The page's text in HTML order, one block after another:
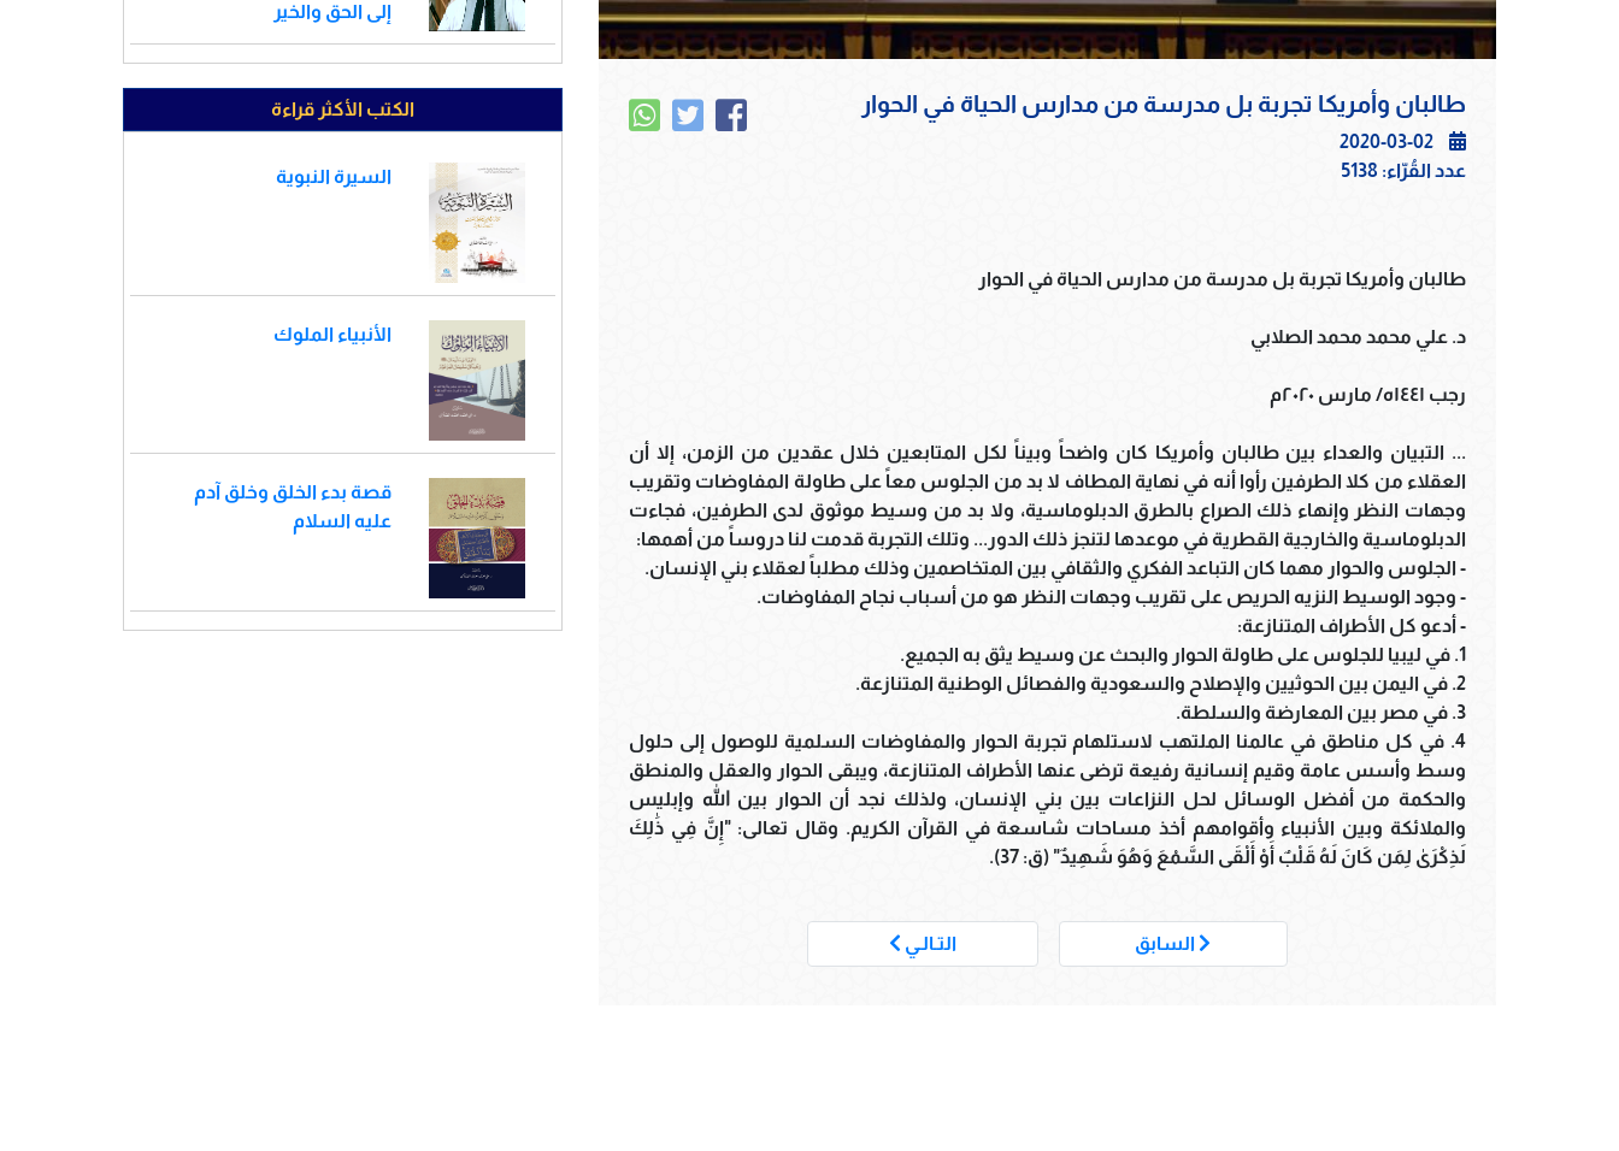
طالبان وأمريكا تجربة بل مدرسة من مدارس الحياة في الحوار
2020-03-02
عدد القُرّاء: 5138
طالبان وأمريكا تجربة بل مدرسة من مدارس الحياة في الحوار
د. علي محمد محمد الصلابي
رجب ١٤٤١ه/ مارس ٢٠٢٠م
... التبيان والعداء بين طالبان وأمريكا كان واضحاً وبيناً لكل المتابعين خلال عقدين من الزمن، إلا أن
العقلاء من كلا الطرفين رأوا أنه في نهاية المطاف لا بد من الجلوس معاً على طاولة المفاوضات وتقريب
وجهات النظر وإنهاء ذلك الصراع بالطرق الدبلوماسية، ولا بد من وسيط موثوق لدى الطرفين، فجاءت
الدبلوماسية والخارجية القطرية في موعدها لتنجز ذلك الدور... وتلك التجربة قدمت لنا دروساً من أهمها:
- الجلوس والحوار مهما كان التباعد الفكري والثقافي بين المتخاصمين وذلك مطلباً لعقلاء بني الإنسان.
- وجود الوسيط النزيه الحريص على تقريب وجهات النظر هو من أسباب نجاح المفاوضات.
- أدعو كل الأطراف المتنازعة:
1. في ليبيا للجلوس على طاولة الحوار والبحث عن وسيط يثق به الجميع.
2. في اليمن بين الحوثيين والإصلاح والسعودية والفصائل الوطنية المتنازعة.
3. في مصر بين المعارضة والسلطة.
4. في كل مناطق في عالمنا الملتهب لاستلهام تجربة الحوار والمفاوضات السلمية للوصول إلى حلول
وسط وأسس عامة وقيم إنسانية رفيعة ترضى عنها الأطراف المتنازعة، ويبقى الحوار والعقل والمنطق
والحكمة من أفضل الوسائل لحل النزاعات بين بني الإنسان، ولذلك نجد أن الحوار بين الله وإبليس
والملائكة وبين الأنبياء وأقوامهم أخذ مساحات شاسعة في القرآن الكريم. وقال تعالى: "إِنَّ فِي ذَٰلِكَ
لَذِكْرَىٰ لِمَن كَانَ لَهُ قَلْبٌ أَوْ أَلْقَى السَّمْعَ وَهُوَ شَهِيدٌ" (ق: 37).
السابق التـالـي
إلى الحق والخير
الكتب الأكثر قراءة
السيرة النبوية
الأنبياء الملوك
قصة بدء الخلق وخلق آدم
عليه السلام